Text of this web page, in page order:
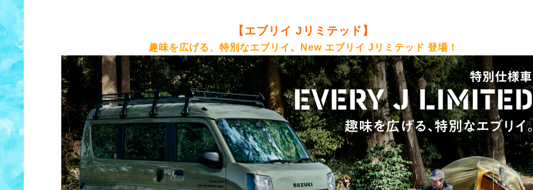
【エブリイ Jリミテッド】
趣味を広げる、特別なエブリイ。New エブリイ Jリミテッド 登場！